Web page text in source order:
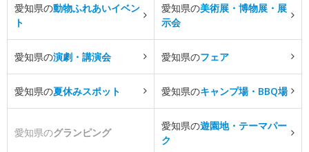
愛知県の動物ふれあいイベン
ト
愛知県の美術展・博物展・展
示会
愛知県の演劇・講演会 愛知県のフェア
愛知県の夏休みスポット 愛知県のキャンプ場・BBQ場
愛知県のグランピング
愛知県の遊園地・テーマパー
ク